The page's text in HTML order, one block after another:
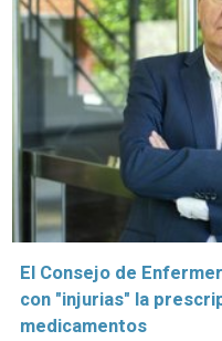
El Consejo de
con "injurias" la
medicamentos